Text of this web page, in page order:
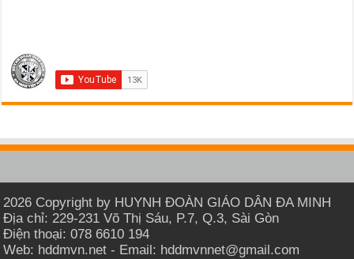
2026 Copyright by HUYNH ĐOÀN GIÁO DÂN ĐA MINH
Địa chỉ: 229-231 Võ Thị Sáu, P.7, Q.3, Sài Gòn
Điện thoại: 078 6610 194
Web: hddmvn.net - Email: hddmvnnet@gmail.com